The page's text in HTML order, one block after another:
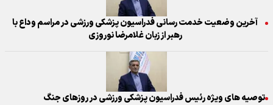
آخرین وضعیت خدمت رسانی فدراسیون پزشکی ورزشی در مراسم وداع با
رهبر از زبان غلامرضا نوروزی
توصیه های ویژه رئیس فدراسیون پزشکی ورزشی در روزهای جنگ